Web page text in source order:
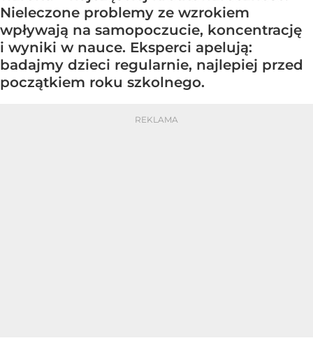
Nieleczone problemy ze wzrokiem
wpływają na samopoczucie, koncentrację
i wyniki w nauce. Eksperci apelują:
badajmy dzieci regularnie, najlepiej przed
początkiem roku szkolnego.